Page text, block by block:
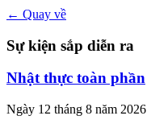
← Quay về
Sự kiện sắp diễn ra
Nhật thực toàn phần
Ngày 12 tháng 8 năm 2026